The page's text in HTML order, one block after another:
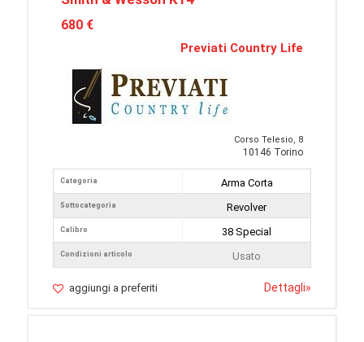
680 €
Previati Country Life
Corso Telesio, 8
10146 Torino
Categoria
Sottocategoria
Calibro
Condizioni articolo
Arma Corta
Revolver
38 Special
Usato
aggiungi a preferiti Dettagli»